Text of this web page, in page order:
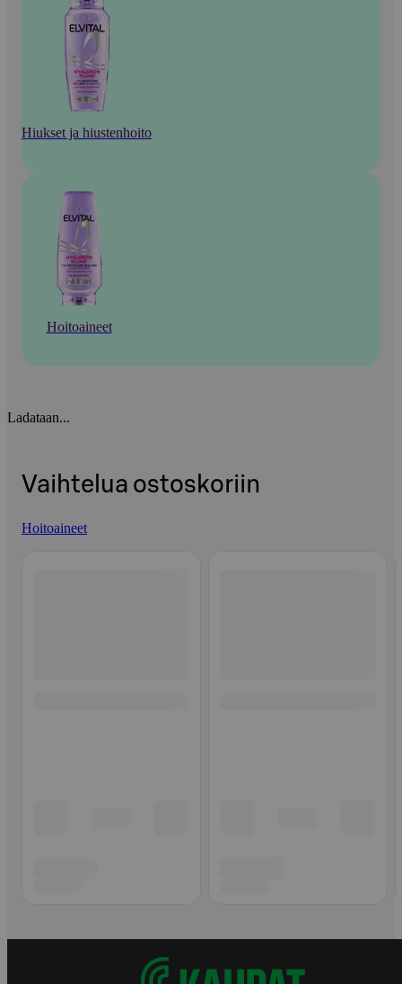
Hiukset ja hiustenhoito
Hoitoaineet
Ladataan...
Vaihtelua ostoskoriin
Hoitoaineet